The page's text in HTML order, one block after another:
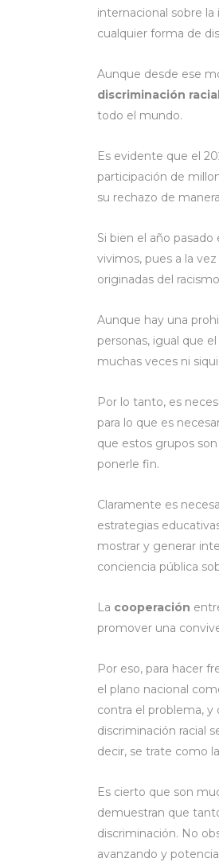
internacional sobre
cualquier forma de
Aunque desde ese
discriminación
todo el mundo.
Es evidente que el
participación de
su rechazo de
Si bien el año
vivimos, pues a la
originadas del
Aunque hay una
personas, igual que
muchas veces ni
Por lo tanto, es
para lo que es
que estos grupos
ponerle fin.
Claramente es
estrategias
mostrar y generar
conciencia pública
La cooperación
promover una
Por eso, para hacer
el plano nacional
contra el problema, y
discriminación racial
decir, se trate como
Es cierto que son
demuestran que
discriminación. No
avanzando y